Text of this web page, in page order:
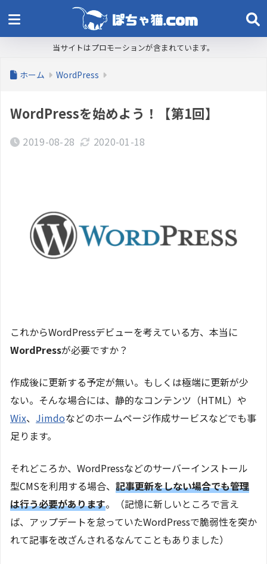
当サイトはプロモーションが含まれています。
ホーム WordPress
WordPressを始めよう！【第1回】
2019-08-28 2020-01-18
これからWordPressデビューを考えている方、本当に
WordPressが必要ですか？
作成後に更新する予定が無い。もしくは極端に更新が少
ない。そんな場合には、静的なコンテンツ（HTML）や
Wix、 Jimdoなどのホームページ作成サービスなどでも事
足ります。
それどころか、WordPressなどのサーバーインストール
型CMSを利用する場合、 記事更新をしない場合でも管理
は行う必要があります。（記憶に新しいところで言え
ば、アップデートを怠っていたWordPressで脆弱性を突か
れて記事を改ざんされるなんてこともありました）